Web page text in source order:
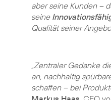
aber seine Kunden –
seine
Qualität seiner
„Zentraler Gedanke
an, nachhaltig
schaffen – bei